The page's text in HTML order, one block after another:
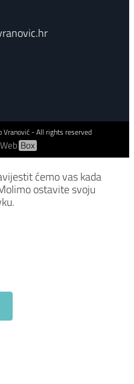
Vranović - All rights reserved
Box
ćemo vas kada
ostavite svoju